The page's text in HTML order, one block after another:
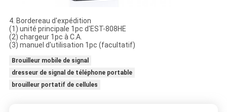
4. Bordereau d'expédition
(1) unité principale 1pc d'EST-808HE
(2) chargeur 1pc à C.A.
(3) manuel d'utilisation 1pc (facultatif)
Brouilleur mobile de signal
dresseur de signal de téléphone portable
brouilleur portatif de cellules